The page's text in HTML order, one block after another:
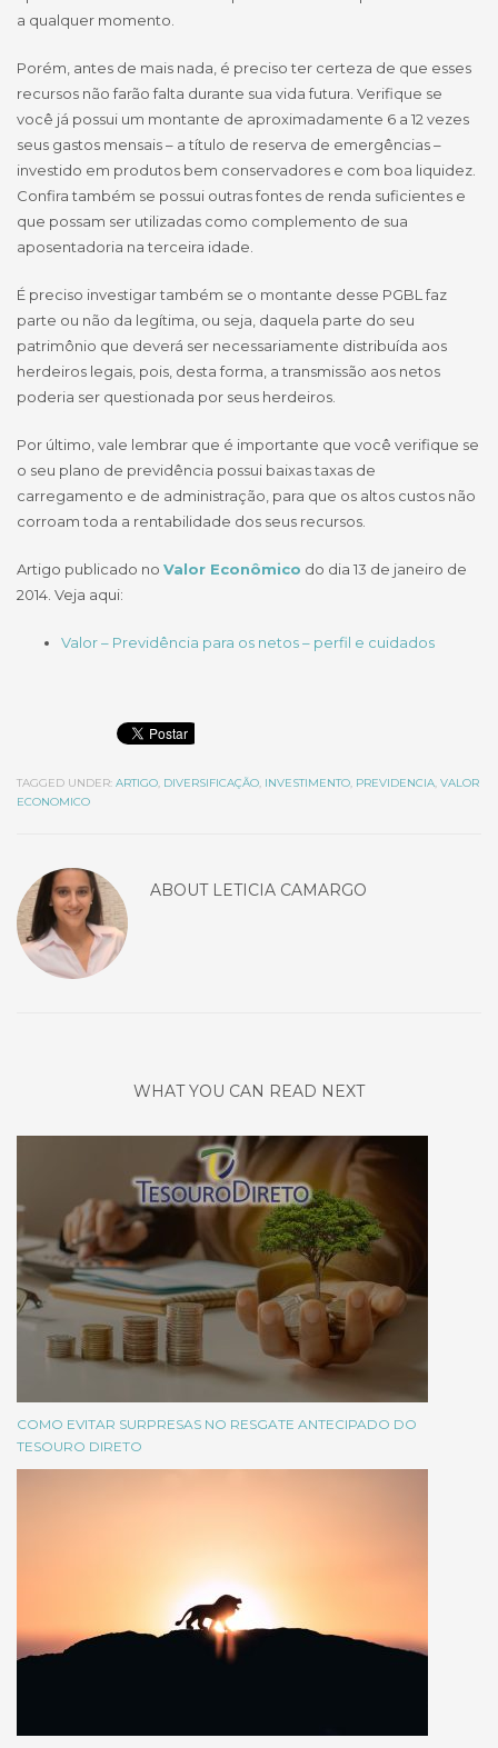
a qualquer momento.
Porém, antes de mais nada, é preciso ter certeza de que esses
recursos não farão falta durante sua vida futura. Verifique se
você já possui um montante de aproximadamente 6 a 12 vezes
seus gastos mensais – a título de reserva de emergências –
investido em produtos bem conservadores e com boa liquidez.
Confira também se possui outras fontes de renda suficientes e
que possam ser utilizadas como complemento de sua
aposentadoria na terceira idade.
É preciso investigar também se o montante desse PGBL faz
parte ou não da legítima, ou seja, daquela parte do seu
patrimônio que deverá ser necessariamente distribuída aos
herdeiros legais, pois, desta forma, a transmissão aos netos
poderia ser questionada por seus herdeiros.
Por último, vale lembrar que é importante que você verifique se
o seu plano de previdência possui baixas taxas de
carregamento e de administração, para que os altos custos não
corroam toda a rentabilidade dos seus recursos.
Artigo publicado no Valor Econômico do dia 13 de janeiro de
2014. Veja aqui:
Valor – Previdência para os netos – perfil e cuidados
TAGGED UNDER: ARTIGO, DIVERSIFICAÇÃO, INVESTIMENTO, PREVIDENCIA, VALOR
ECONOMICO
ABOUT LETICIA CAMARGO
WHAT YOU CAN READ NEXT
COMO EVITAR SURPRESAS NO RESGATE ANTECIPADO DO
TESOURO DIRETO